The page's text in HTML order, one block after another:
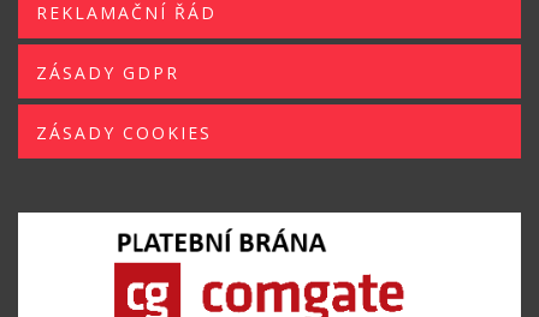
REKLAMAČNÍ ŘÁD
ZÁSADY GDPR
ZÁSADY COOKIES